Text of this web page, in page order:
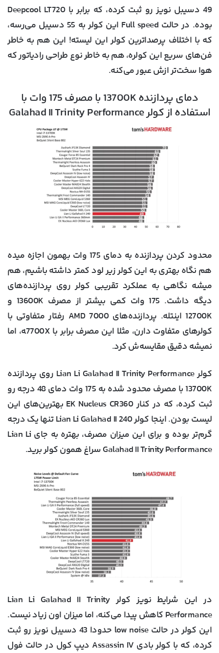
49 دسیبل نویز رو ثبت کرده، که برابر با Deepcool LT720
بوده. در حالت Full speed این کولر به 55 دسیبل می‌رسه،
که با اختلاف پرصداترین کولر این لیسته! این هم به خاطر
فن‌های سریع این کولره، هم به خاطر نوع طراحی رادیاتور که
هوا سخت‌تر ازش عبور می‌کنه.
دمای پردازنده 13700K با مصرف 175 وات با
استفاده از کولر Galahad II Trinity Performance
محدود کردن پردازنده به دمای 175 وات بهمون اجازه میده
هم نگاه بهتری به این کولر زیر لود کمتر داشته باشیم، هم
میشه نگاهی به عملکرد تقریبی کولر روی پردازنده‌های
دیگه داشت. 175 وات کمی بیشتر از مصرف 13600K و
12700K اینتله. پردازنده‌های AMD 7000 رفتار متفاوتی با
کولرهای متفاوت دارن، مثلا این مصرف برابر با 7700X‍ه، اما
نمیشه دقیق مقایسه‌ش کرد.
کولر Lian Li Galahad II Trinity Performance روی پردازنده
13700K با مصرف محدود شده به 175 وات دمای 48 درجه رو
ثبت کرده، که در کنار EK Nucleus CR360 بهترین‌های این
لیست بودن. اینجا کولر Lian Li Galahad II 240 تنها یک درجه
گرم‌تر بوده و برای این میزان مصرف، بهتره به جای Lian Li
Galahad II Trinity Performance سراغ همون کولر برید.
در این شرایط نویز کولر Lian Li Galahad II Trinity
Performance کاهش پیدا می‌کنه، اما میزان اون زیاد نیست.
این کولر در حالت low noise حدودا 43 دسیبل نویز رو ثبت
کرده، که با کولر بادی Assassin IV دیپ کول در حالت فول